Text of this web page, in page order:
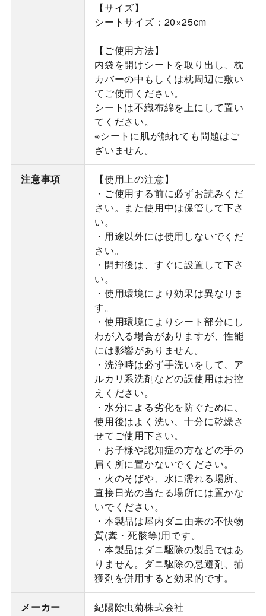
【サイズ】
シートサイズ：20×25cm
【ご使用方法】
内袋を開けシートを取り出し、枕
カバーの中もしくは枕周辺に敷い
てご使用ください。
シートは不織布綿を上にして置い
てください。
※シートに肌が触れても問題はご
ざいません。
注意事項
【使用上の注意】
・ご使用する前に必ずお読みくだ
さい。また使用中は保管して下さ
い。
・用途以外には使用しないでくだ
さい。
・開封後は、すぐに設置して下さ
い。
・使用環境により効果は異なりま
す。
・使用環境によりシート部分にし
わが入る場合がありますが、性能
には影響がありません。
・洗浄時は必ず手洗いをして、ア
ルカリ系洗剤などの誤使用はお控
えください。
・水分による劣化を防ぐために、
使用後はよく洗い、十分に乾燥さ
せてご使用下さい。
・お子様や認知症の方などの手の
届く所に置かないでください。
・火のそばや、水に濡れる場所、
直接日光の当たる場所には置かな
いでください。
・本製品は屋内ダニ由来の不快物
質(糞・死骸等)用です。
・本製品はダニ駆除の製品ではあ
りません。ダニ駆除の忌避剤、捕
獲剤を併用すると効果的です。
メーカー 紀陽除虫菊株式会社